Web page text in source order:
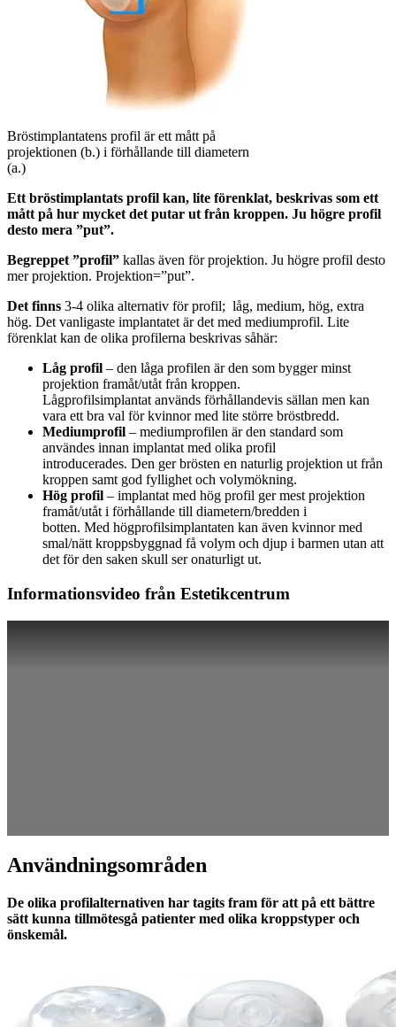
Bröstimplantatens profil är ett mått på
projektionen (b.) i förhållande till diametern
(a.)
Ett bröstimplantats profil kan, lite förenklat, beskrivas som ett
mått på hur mycket det putar ut från kroppen. Ju högre profil
desto mera ”put”.
Begreppet ”profil” kallas även för projektion. Ju högre profil desto
mer projektion. Projektion=”put”.
Det finns 3-4 olika alternativ för profil; låg, medium, hög, extra
hög. Det vanligaste implantatet är det med mediumprofil. Lite
förenklat kan de olika profilerna beskrivas såhär:
Låg profil – den låga profilen är den som bygger minst
projektion framåt/utåt från kroppen.
Lågprofilsimplantat används förhållandevis sällan men kan
vara ett bra val för kvinnor med lite större bröstbredd.
Mediumprofil – mediumprofilen är den standard som
användes innan implantat med olika profil
introducerades. Den ger brösten en naturlig projektion ut från
kroppen samt god fyllighet och volymökning.
Hög profil – implantat med hög profil ger mest projektion
framåt/utåt i förhållande till diametern/bredden i
botten. Med högprofilsimplantaten kan även kvinnor med
smal/nätt kroppsbyggnad få volym och djup i barmen utan att
det för den saken skull ser onaturligt ut.
Informationsvideo från Estetikcentrum
Användningsområden
De olika profilalternativen har tagits fram för att på ett bättre
sätt kunna tillmötesgå patienter med olika kroppstyper och
önskemål.